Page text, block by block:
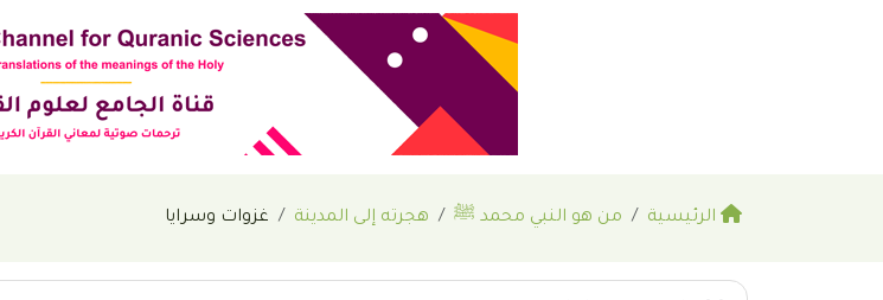
الرئيسية من هو النبي محمد ﷺ هجرته إلى المدينة غزوات وسرايا